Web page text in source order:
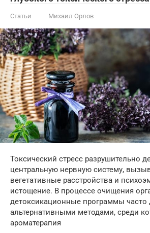
Статьи Михаил Орлов
Токсический стресс разрушительно
центральную нервную систему,
вегетативные расстройства и
истощение. В процессе очищения
детоксикационные программы часто
альтернативными методами, среди
ароматерапия